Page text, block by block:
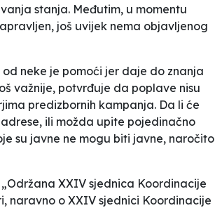
stanja. Međutim, u momentu
još uvijek nema objavljenog
neke je pomoći jer daje do znanja
važnije, potvrđuje da poplave nisu
predizbornih kampanja. Da li će
ili možda upite pojedinačno
su javne ne mogu biti javne, naročito
XXIV sjednica Koordinacije
naravno o XXIV sjednici Koordinacije